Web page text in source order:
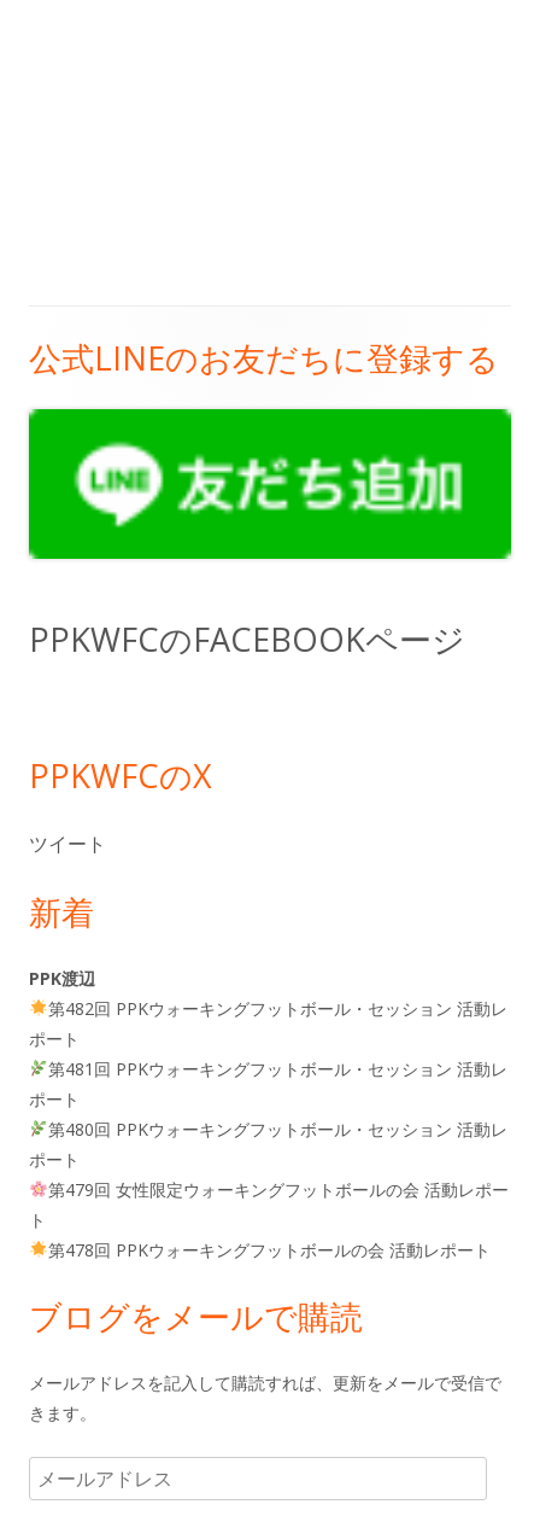
メ
イ
イ
ド
公式LINEのお友だちに登録する
PPKWFCのFACEBOOKページ
PPKWFCのX
ツイート
新着
PPK渡辺
第482回 PPKウォーキングフットボール・セッション 活動レ
ポート
第481回 PPKウォーキングフットボール・セッション 活動レ
ポート
第480回 PPKウォーキングフットボール・セッション 活動レ
ポート
第479回 女性限定ウォーキングフットボールの会 活動レポー
ト
第478回 PPKウォーキングフットボールの会 活動レポート
ブログをメールで購読
メールアドレスを記入して購読すれば、更新をメールで受信で
きます。
メ
ー